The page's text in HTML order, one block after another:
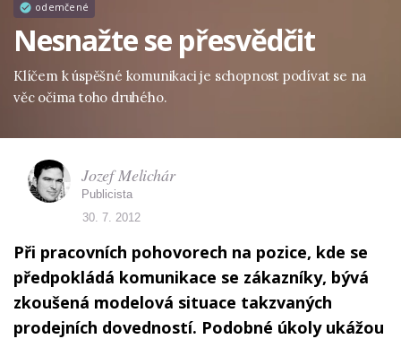
odemčené
Nesnažte se přesvědčit
Klíčem k úspěšné komunikaci je schopnost podívat se na
věc očima toho druhého.
Při pracovních pohovorech na pozice, kde se
předpokládá komunikace se zákazníky, bývá
zkoušená modelová situace takzvaných
prodejních dovedností. Podobné úkoly ukážou
Jozef Melichár
Publicista
30. 7. 2012